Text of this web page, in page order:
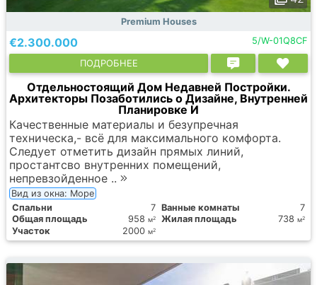
Premium Houses
€2.300.000 5/W-01Q8CF
ПОДРОБНЕЕ
Отдельностоящий Дом Недавней Постройки.
Архитекторы Позаботились о Дизайне, Внутренней
Планировке И
Качественные материалы и безупречная
техническа,- всё для максимального комфорта.
Следует отметить дизайн прямых линий,
простантсво внутренних помещений,
непревзойденное ..
Вид из окна: Море
Спальни
7 Ванные комнаты
7
Общая площадь
958 м2 Жилая площадь 738 м2
Участок 2000 м2